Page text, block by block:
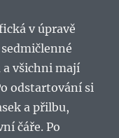
v úpravě
a všichni mají
odstartování si
a přilbu,
čáře. Po